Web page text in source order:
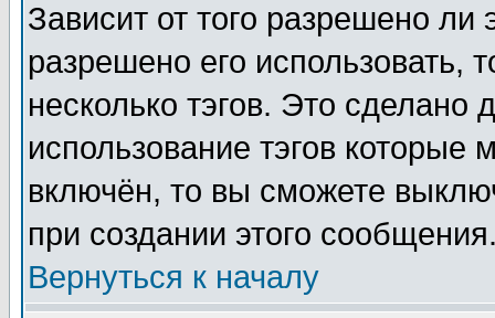
Зависит от того разрешено
разрешено его использовать,
несколько тэгов. Это сделано
использование тэгов
включён, то вы сможете
при создании этого
Вернуться к началу